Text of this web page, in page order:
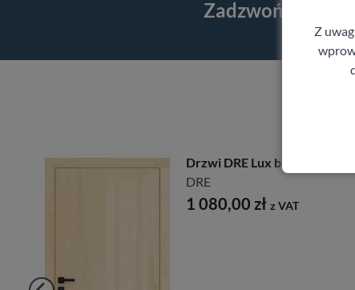
Zadzwoń i
Drzwi DRE Lux bezprzylgowe
DRE
1 080,00 zł z VAT
Z